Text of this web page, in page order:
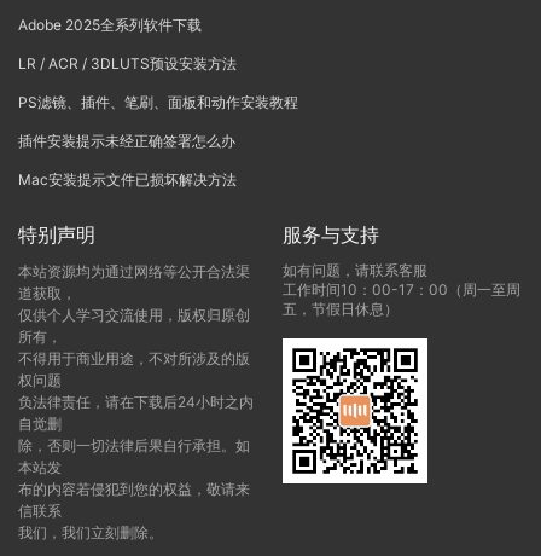
Adobe 2025全系列软件下载
LR / ACR / 3DLUTS预设安装方法
PS滤镜、插件、笔刷、面板和动作安装教程
插件安装提示未经正确签署怎么办
Mac安装提示文件已损坏解决方法
特别声明
本站资源均为通过网络等公开合法渠
道获取，
仅供个人学习交流使用，版权归原创
所有，
不得用于商业用途，不对所涉及的版
权问题
负法律责任，请在下载后24小时之内
自觉删
除，否则一切法律后果自行承担。如
本站发
布的内容若侵犯到您的权益，敬请来
信联系
我们，我们立刻删除。
服务与支持
如有问题，请联系客服
工作时间10：00-17：00（周一至周
五，节假日休息）